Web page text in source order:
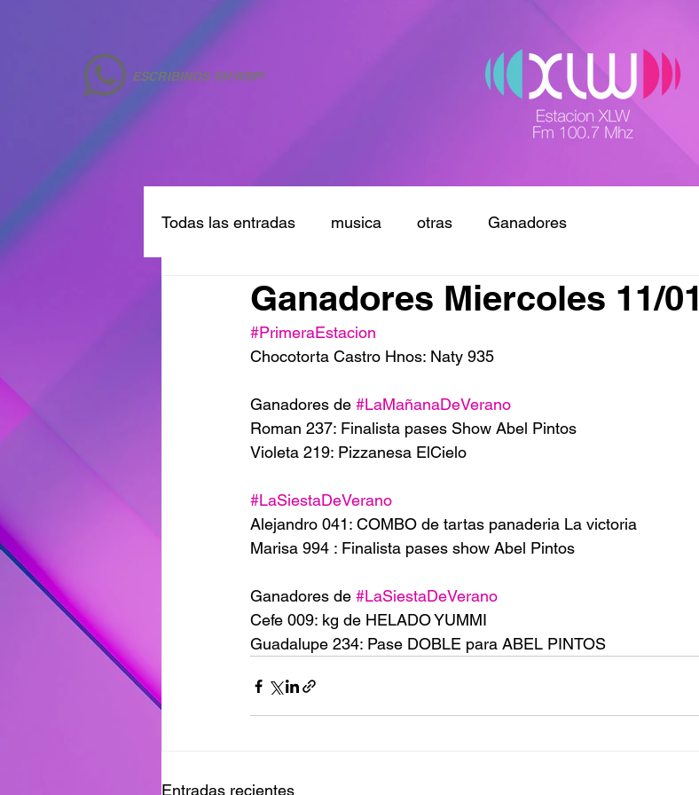
ESCRIBINOS EN WSP!
Todas las entradas musica otras Ganadores
Ganadores Miercoles 11/01
#PrimeraEstacion
Chocotorta Castro Hnos: Naty 935
Ganadores de #LaMañanaDeVerano
Roman 237: Finalista pases Show Abel Pintos
Violeta 219: Pizzanesa ElCielo
#LaSiestaDeVerano
Alejandro 041: COMBO de tartas panaderia La victoria
Marisa 994 : Finalista pases show Abel Pintos
Ganadores de #LaSiestaDeVerano
Cefe 009: kg de HELADO YUMMI
Guadalupe 234: Pase DOBLE para ABEL PINTOS
Entradas recientes